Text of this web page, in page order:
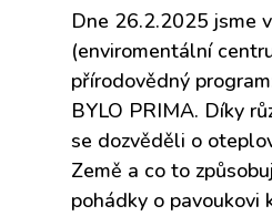
Dne 26.2.2025 jsme
(enviromentální
přírodovědný
BYLO PRIMA. Díky
se dozvěděli o
Země a co to
pohádky o pavoukovi